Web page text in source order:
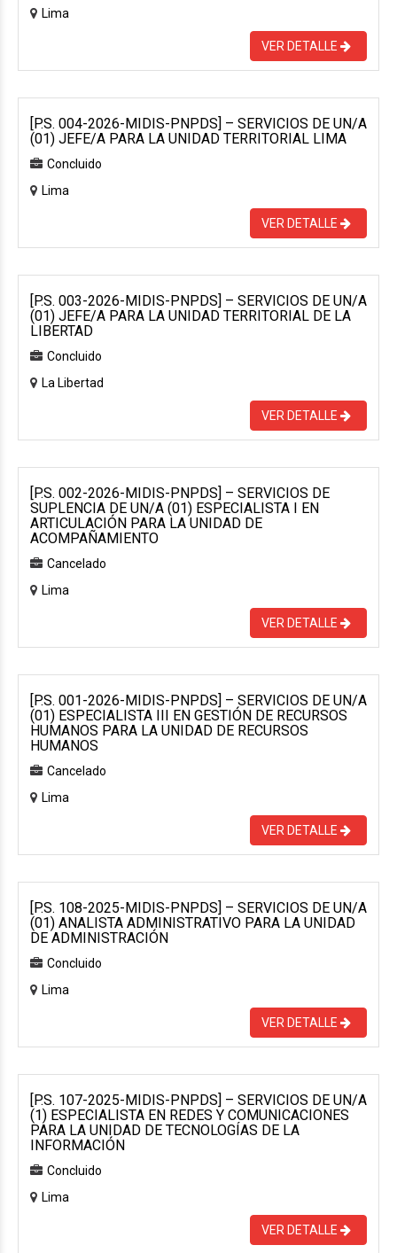
Lima
VER DETALLE
[P.S. 004-2026-MIDIS-PNPDS] – SERVICIOS DE UN/A
(01) JEFE/A PARA LA UNIDAD TERRITORIAL LIMA
Concluido
Lima
VER DETALLE
[P.S. 003-2026-MIDIS-PNPDS] – SERVICIOS DE UN/A
(01) JEFE/A PARA LA UNIDAD TERRITORIAL DE LA
LIBERTAD
Concluido
La Libertad
VER DETALLE
[P.S. 002-2026-MIDIS-PNPDS] – SERVICIOS DE
SUPLENCIA DE UN/A (01) ESPECIALISTA I EN
ARTICULACIÓN PARA LA UNIDAD DE
ACOMPAÑAMIENTO
Cancelado
Lima
VER DETALLE
[P.S. 001-2026-MIDIS-PNPDS] – SERVICIOS DE UN/A
(01) ESPECIALISTA III EN GESTIÓN DE RECURSOS
HUMANOS PARA LA UNIDAD DE RECURSOS
HUMANOS
Cancelado
Lima
VER DETALLE
[P.S. 108-2025-MIDIS-PNPDS] – SERVICIOS DE UN/A
(01) ANALISTA ADMINISTRATIVO PARA LA UNIDAD
DE ADMINISTRACIÓN
Concluido
Lima
VER DETALLE
[P.S. 107-2025-MIDIS-PNPDS] – SERVICIOS DE UN/A
(1) ESPECIALISTA EN REDES Y COMUNICACIONES
PARA LA UNIDAD DE TECNOLOGÍAS DE LA
INFORMACIÓN
Concluido
Lima
VER DETALLE